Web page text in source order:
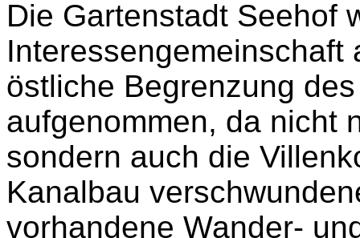
Die Gartenstadt Seehof
Interessengemeinschaft
östliche Begrenzung
aufgenommen, da nicht
sondern auch die
Kanalbau
vorhandene Wander-